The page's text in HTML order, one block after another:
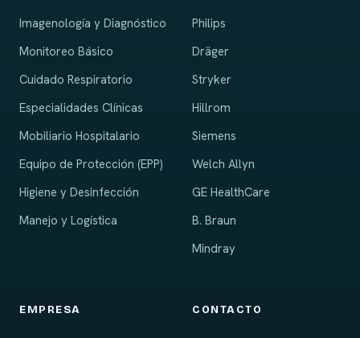
Imagenología y Diagnóstico
Monitoreo Básico
Cuidado Respiratorio
Especialidades Clínicas
Mobiliario Hospitalario
Equipo de Protección (EPP)
Higiene y Desinfección
Manejo y Logística
Philips
Dräger
Stryker
Hillrom
Siemens
Welch Allyn
GE HealthCare
B. Braun
Mindray
EMPRESA CONTACTO